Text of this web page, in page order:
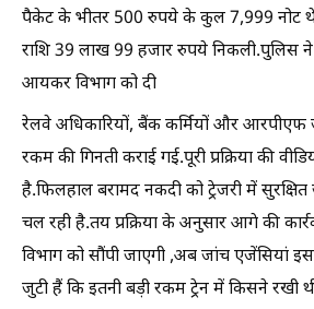
पैकेट के भीतर 500 रुपये के कुल 7,999 नोट
राशि 39 लाख 99 हजार रुपये निकली.पुलिस
आयकर विभाग को दी
रेलवे अधिकारियों, बैंक कर्मियों और आरपीएफ
रकम की गिनती कराई गई.पूरी प्रक्रिया की
है.फिलहाल बरामद नकदी को ट्रेजरी में सुरक्षित
चल रही है.तय प्रक्रिया के अनुसार आगे की
विभाग को सौंपी जाएगी ,अब जांच एजेंसियां
जुटी हैं कि इतनी बड़ी रकम ट्रेन में किसने रखी